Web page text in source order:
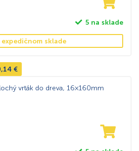
5 na sklade
expedičnom sklade
€
vrták do dreva, 16×160mm